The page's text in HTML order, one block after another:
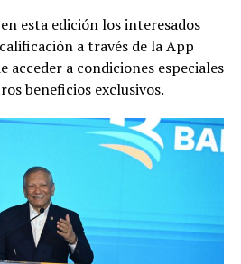
esta edición los interesados
a través de la App
acceder a condiciones especiales
beneficios exclusivos.